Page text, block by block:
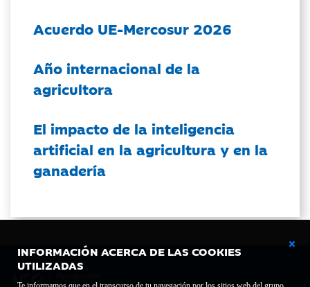
INFORMACIÓN ACERCA DE LAS COOKIES
UTILIZADAS
Acuerdo UE-Mercosur 2026
Año internacional de la
agricultora
El impacto de la inteligencia
artificial en la agricultura y en la
ganadería